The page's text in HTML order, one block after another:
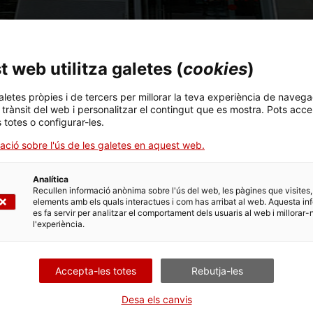
en els espais públics culturals per a la Integració de
de creació i difusió culturals públics d’arreu del
la necessitat de compliment de la llei. En aquestes
culturals per tal de rectificar el dèficits detectats en
treball de persones expertes.
Ponsa i Roca, directora general de la Direcció General
a la presentació de l’Informe sobre el Projecte
de gènere (5’).
de l’Institut Català de les Dones adreçades al
web utilitza galetes (cookies)
pròpies i de tercers per millorar la teva experiència de
del web i personalitzar el contingut que es mostra. Pots
totes o configurar-les.
sobre l'ús de les galetes en aquest web.
Analítica
Recullen informació anònima sobre l'ús del web, les pàgines que
elements amb els quals interactues i com has arribat al web. Aquesta
es fa servir per analitzar el comportament dels usuaris al web i millorar-
l'experiència.
Accepta-les totes Rebutja-les
Desa els canvis